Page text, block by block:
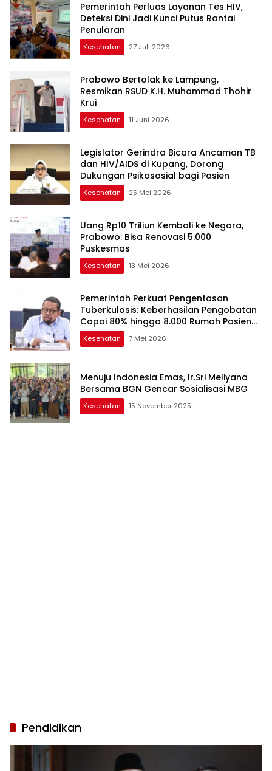
Pemerintah Perluas Layanan Tes HIV,
Deteksi Dini Jadi Kunci Putus Rantai
Penularan
Kesehatan 27 Juli 2026
Prabowo Bertolak ke Lampung,
Resmikan RSUD K.H. Muhammad Thohir
Krui
Kesehatan 11 Juni 2026
Legislator Gerindra Bicara Ancaman TB
dan HIV/AIDS di Kupang, Dorong
Dukungan Psikososial bagi Pasien
Kesehatan 25 Mei 2026
Uang Rp10 Triliun Kembali ke Negara,
Prabowo: Bisa Renovasi 5.000
Puskesmas
Kesehatan 13 Mei 2026
Pemerintah Perkuat Pengentasan
Tuberkulosis: Keberhasilan Pengobatan
Capai 80% hingga 8.000 Rumah Pasien
Bakal Diperbaiki
Kesehatan 7 Mei 2026
Menuju Indonesia Emas, Ir.Sri Meliyana
Bersama BGN Gencar Sosialisasi MBG
Kesehatan 15 November 2025
Pendidikan